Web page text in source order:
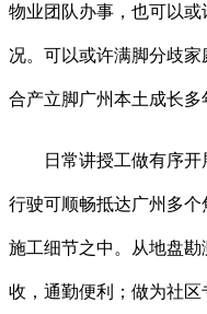
物业团队办事，也可以
况。可以或许满脚分歧
合产立脚广州本土成长多
日常讲授工做有序开
行驶可顺畅抵达广州多
施工细节之中。从地盘
收，通勤便利；做为社